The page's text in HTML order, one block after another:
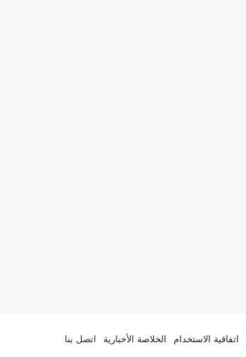
اتفاقية الاستخدام الخلاصة الأخبارية اتصل بنا